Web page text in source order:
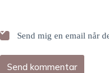
Send mig en email når
Send kommentar